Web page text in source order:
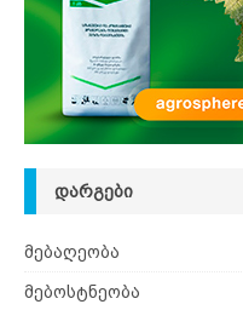
ᲓᲐᲠᲒᲔᲑᲘ
მებაღეობა
მებოსტნეობა